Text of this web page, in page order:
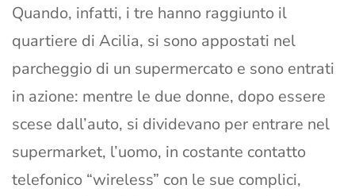
Quando, infatti, i tre hanno raggiunto il
quartiere di Acilia, si sono appostati nel
parcheggio di un supermercato e sono entrati
in azione: mentre le due donne, dopo essere
scese dall’auto, si dividevano per entrare nel
supermarket, l’uomo, in costante contatto
telefonico “wireless” con le sue complici,